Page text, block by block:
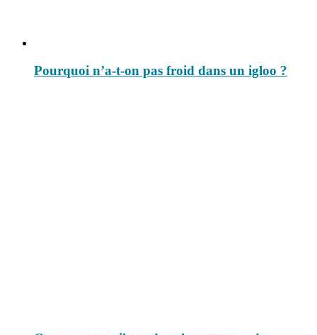
Pourquoi n’a-t-on pas froid dans un igloo ?